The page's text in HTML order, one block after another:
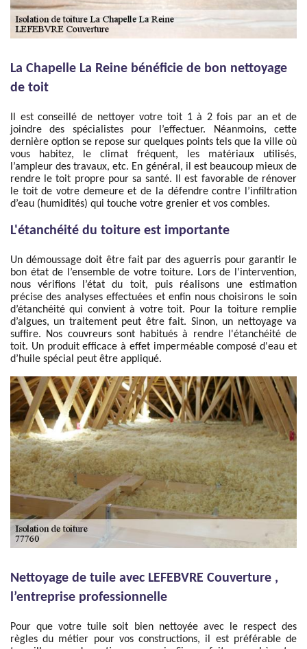
La Chapelle La Reine bénéficie de bon nettoyage
de toit
Il est conseillé de nettoyer votre toit 1 à 2 fois par an et de
joindre des spécialistes pour l’effectuer. Néanmoins, cette
dernière option se repose sur quelques points tels que la ville où
vous habitez, le climat fréquent, les matériaux utilisés,
l’ampleur des travaux, etc. En général, il est beaucoup mieux de
rendre le toit propre pour sa santé. Il est favorable de rénover
le toit de votre demeure et de la défendre contre l’infiltration
d’eau (humidités) qui touche votre grenier et vos combles.
L'étanchéité du toiture est importante
Un démoussage doit être fait par des aguerris pour garantir le
bon état de l’ensemble de votre toiture. Lors de l’intervention,
nous vérifions l’état du toit, puis réalisons une estimation
précise des analyses effectuées et enfin nous choisirons le soin
d’étanchéité qui convient à votre toit. Pour la toiture remplie
d’algues, un traitement peut être fait. Sinon, un nettoyage va
suffire. Nos couvreurs sont habitués à rendre l'étanchéité de
toit. Un produit efficace à effet imperméable composé d'eau et
d’huile spécial peut être appliqué.
Nettoyage de tuile avec LEFEBVRE Couverture ,
l’entreprise professionnelle
Pour que votre tuile soit bien nettoyée avec le respect des
règles du métier pour vos constructions, il est préférable de